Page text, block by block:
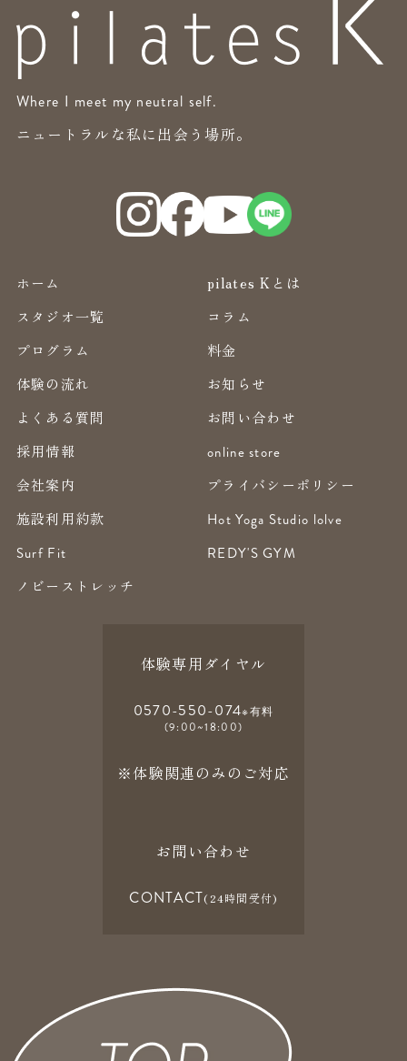
Where I meet my neutral self.
ニュートラルな私に出会う場所。
ホーム
pilates Kとは
スタジオ一覧
コラム
プログラム
料金
体験の流れ
お知らせ
よくある質問
お問い合わせ
採用情報
online store
会社案内
プライバシーポリシー
施設利用約款
Hot Yoga Studio lolve
Surf Fit
REDY'S GYM
ノビーストレッチ
体験専用ダイヤル
0570-550-074※有料
(9:00~18:00)
※体験関連のみのご対応
お問い合わせ
CONTACT(24時間受付)